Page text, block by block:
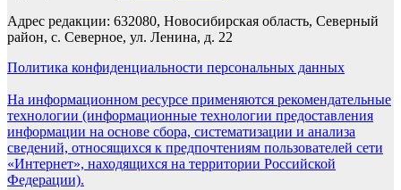
Адрес редакции: 632080, Новосибирская область, Северный
район, с. Северное, ул. Ленина, д. 22
Политика конфиденциальности персональных данных
На информационном ресурсе применяются рекомендательные
технологии (информационные технологии предоставления
информации на основе сбора, систематизации и анализа
сведений, относящихся к предпочтениям пользователей сети
«Интернет», находящихся на территории Российской
Федерации).